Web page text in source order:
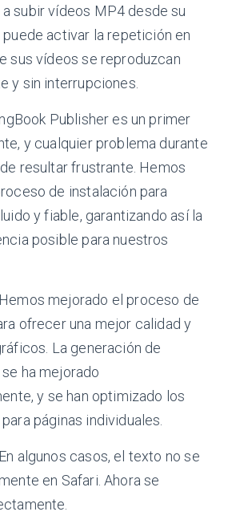
a subir vídeos MP4 desde su
puede activar la repetición en
sus vídeos se reproduzcan
y sin interrupciones.
Publisher es un primer
y cualquier problema durante
resultar frustrante. Hemos
de instalación para
y fiable, garantizando así la
posible para nuestros
mejorado el proceso de
ofrecer una mejor calidad y
La generación de
ha mejorado
y se han optimizado los
páginas individuales.
algunos casos, el texto no se
en Safari. Ahora se